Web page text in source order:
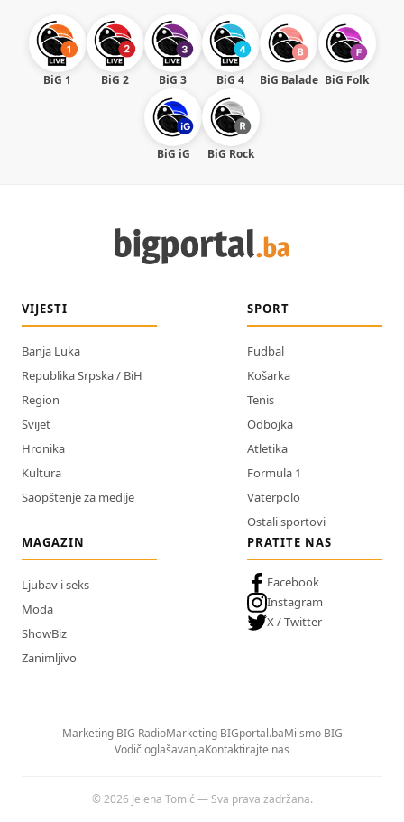
BiG 1 BiG 2 BiG 3 BiG 4 BiG Balade BiG Folk
BiG iG BiG Rock
VIJESTI
Banja Luka
Republika Srpska / BiH
Region
Svijet
Hronika
Kultura
Saopštenje za medije
SPORT
Fudbal
Košarka
Tenis
Odbojka
Atletika
Formula 1
Vaterpolo
Ostali sportovi
MAGAZIN
Ljubav i seks
Moda
ShowBiz
Zanimljivo
PRATITE NAS
Facebook
Instagram
X / Twitter
Marketing BIG RadioMarketing BIGportal.baMi smo BIG
Vodič oglašavanjaKontaktirajte nas
© 2026 Jelena Tomić — Sva prava zadržana.